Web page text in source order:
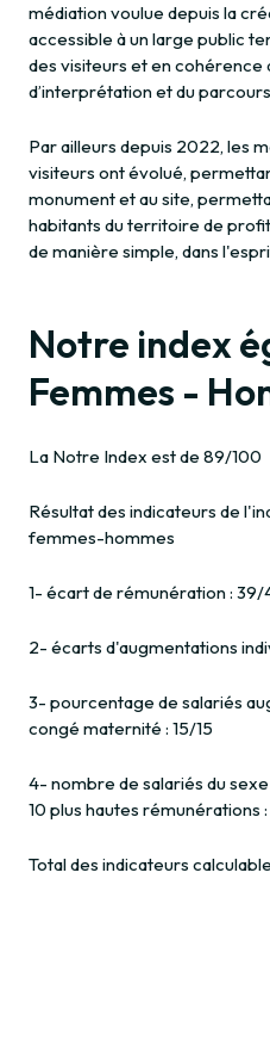
médiation voulue depuis la
accessible à un large public
des visiteurs et en
d’interprétation et du
Par ailleurs depuis 2022, les
visiteurs ont évolué,
monument et au site,
habitants du territoire de
de manière simple, dans
Notre index
Femmes -
La Notre Index est de 89/100
Résultat des indicateurs de
femmes-hommes
1- écart de rémunération :
2- écarts d'augmentations
3- pourcentage de salariés
congé maternité : 15/15
4- nombre de salariés du
10 plus hautes rémunérations :
Total des indicateurs